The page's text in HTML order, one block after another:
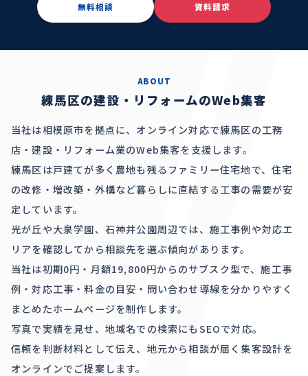
無料相談 資料請求
ABOUT
練馬区の建設・リフォームのWeb集客
当社は相模原市を拠点に、オンライン対応で練馬区の工務
店・建設・リフォーム業のWeb集客を支援します。
練馬区は戸建てが多く農地も残るファミリー住宅地で、住宅
の改修・増改築・外構など暮らしに直結する工事の需要が安
定しています。
光が丘や大泉学園、石神井公園周辺では、施工事例や対応エ
リアを確認してから相談先を選ぶ傾向があります。
当社は初期0円・月額19,800円からのサブスク型で、施工事
例・対応工事・料金の目安・問い合わせ導線を分かりやすく
まとめたホームページを制作します。
写真で実績を見せ、地域名での検索にもSEOで対応。
信頼を判断材料として伝え、地元から相談が届く集客設計を
オンラインでご提案します。